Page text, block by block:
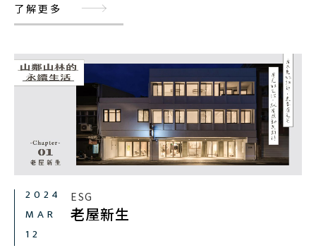
了解更多
2024
MAR
12
ESG
老屋新生